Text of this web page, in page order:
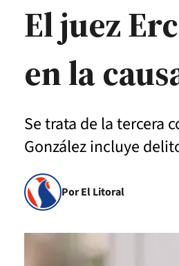
El juez
en la
Se trata de la tercera
González incluye
Por El Litoral